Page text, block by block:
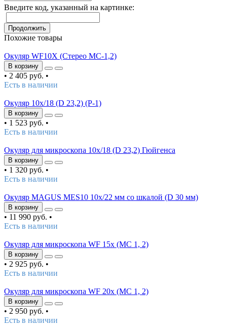
Введите код, указанный на картинке:
Продолжить
Похожие товары
Окуляр WF10X (Стерео МС-1,2)
В корзину
• 2 405 руб. •
Есть в наличии
Окуляр 10х/18 (D 23,2) (Р-1)
В корзину
• 1 523 руб. •
Есть в наличии
Окуляр для микроскопа 10х/18 (D 23,2) Гюйгенса
В корзину
• 1 320 руб. •
Есть в наличии
Окуляр MAGUS MES10 10х/22 мм со шкалой (D 30 мм)
В корзину
• 11 990 руб. •
Есть в наличии
Окуляр для микроскопа WF 15х (MC 1, 2)
В корзину
• 2 925 руб. •
Есть в наличии
Окуляр для микроскопа WF 20х (MC 1, 2)
В корзину
• 2 950 руб. •
Есть в наличии